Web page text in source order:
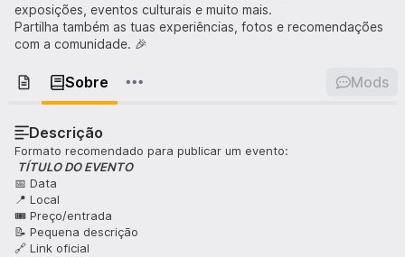
exposições, eventos culturais e muito mais.
Partilha também as tuas experiências, fotos e recomendações
com a comunidade. 🎉
Sobre Mods
Descrição
Formato recomendado para publicar um evento:
TÍTULO DO EVENTO
📅 Data
📍 Local
🎟️ Preço/entrada
📝 Pequena descrição
🔗 Link oficial